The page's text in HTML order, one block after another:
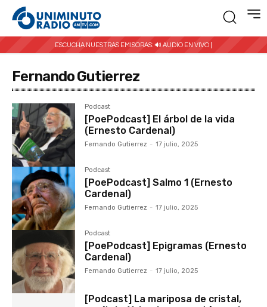
ESCUCHA NUESTRAS EMISORAS: 🔊 AUDIO EN VIVO |
Fernando Gutierrez
Podcast
[PoePodcast] El árbol de la vida
(Ernesto Cardenal)
Fernando Gutierrez - 17 julio, 2025
Podcast
[PoePodcast] Salmo 1 (Ernesto
Cardenal)
Fernando Gutierrez - 17 julio, 2025
Podcast
[PoePodcast] Epigramas (Ernesto
Cardenal)
Fernando Gutierrez - 17 julio, 2025
[Podcast] La mariposa de cristal,